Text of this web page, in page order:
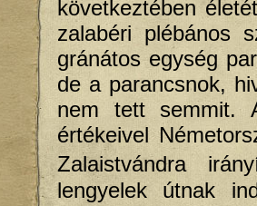
következtében
zalabéri plébános
gránátos egység
de a parancsnok,
nem tett semmit.
értékeivel
Zalaistvándra
lengyelek útnak